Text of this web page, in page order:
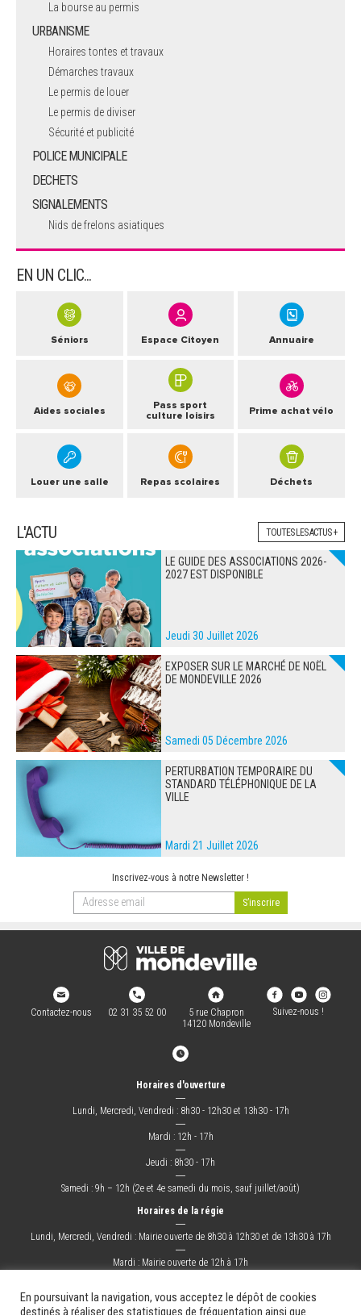
La bourse au permis
URBANISME
Horaires tontes et travaux
Démarches travaux
Le permis de louer
Le permis de diviser
Sécurité et publicité
POLICE MUNICIPALE
DECHETS
SIGNALEMENTS
Nids de frelons asiatiques
EN UN CLIC...
Séniors Espace Citoyen Annuaire
Aides sociales
Pass sport
culture loisirs
Prime achat vélo
Louer une salle Repas scolaires Déchets
L'ACTU TOUTES LES ACTUS +
LE GUIDE DES ASSOCIATIONS 2026-
2027 EST DISPONIBLE
Jeudi 30 Juillet 2026
EXPOSER SUR LE MARCHÉ DE NOËL
DE MONDEVILLE 2026
Samedi 05 Décembre 2026
PERTURBATION TEMPORAIRE DU
STANDARD TÉLÉPHONIQUE DE LA
VILLE
Mardi 21 Juillet 2026
Inscrivez-vous à notre Newsletter !
Contactez-nous 02 31 35 52 00
5 rue Chapron
14120 Mondeville
Suivez-nous !
Horaires d'ouverture
―
Lundi, Mercredi, Vendredi : 8h30 - 12h30 et 13h30 - 17h
―
Mardi : 12h - 17h
―
Jeudi : 8h30 - 17h
―
Samedi : 9h – 12h (2e et 4e samedi du mois, sauf juillet/août)
Horaires de la régie
―
Lundi, Mercredi, Vendredi : Mairie ouverte de 8h30 à 12h30 et de 13h30 à 17h
―
Mardi : Mairie ouverte de 12h à 17h
En poursuivant la navigation, vous acceptez le dépôt de cookies
destinés à réaliser des statistiques de fréquentation ainsi que